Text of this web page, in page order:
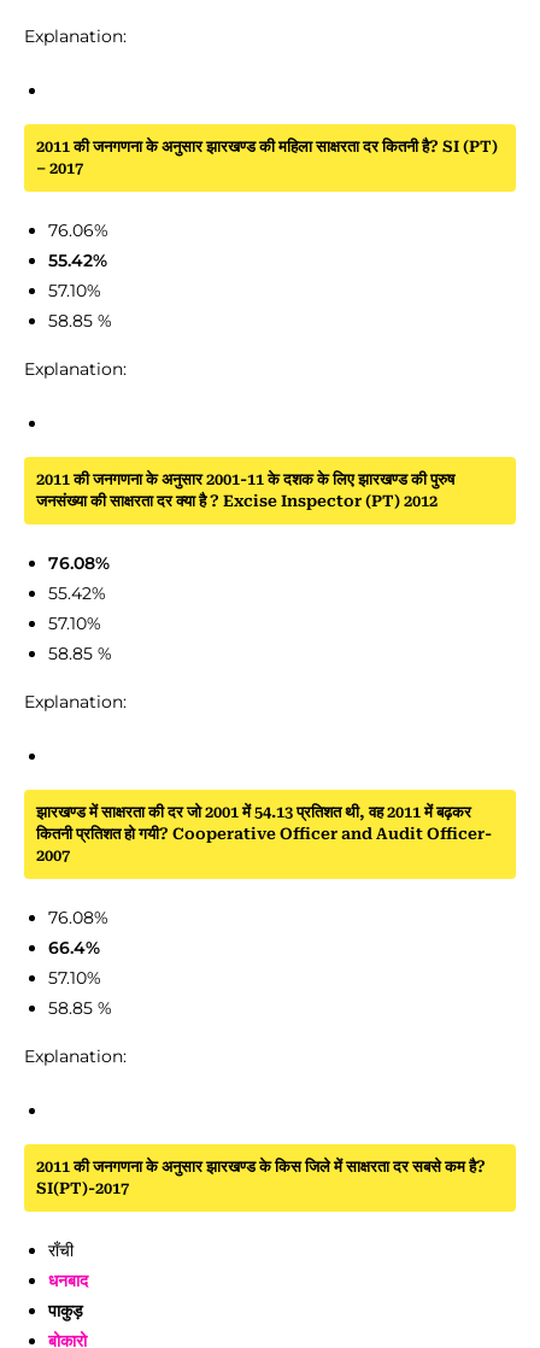
Explanation:
2011 की जनगणना के अनुसार झारखण्ड की महिला साक्षरता दर कितनी है? SI (PT)
– 2017
76.06%
55.42%
57.10%
58.85 %
Explanation:
2011 की जनगणना के अनुसार 2001-11 के दशक के लिए झारखण्ड की पुरुष
जनसंख्या की साक्षरता दर क्या है ? Excise Inspector (PT) 2012
76.08%
55.42%
57.10%
58.85 %
Explanation:
झारखण्ड में साक्षरता की दर जो 2001 में 54.13 प्रतिशत थी, वह 2011 में बढ़कर
कितनी प्रतिशत हो गयी? Cooperative Officer and Audit Officer-
2007
76.08%
66.4%
57.10%
58.85 %
Explanation:
2011 की जनगणना के अनुसार झारखण्ड के किस जिले में साक्षरता दर सबसे कम है?
SI(PT)-2017
राँची
धनबाद
पाकुड़
बोकारो